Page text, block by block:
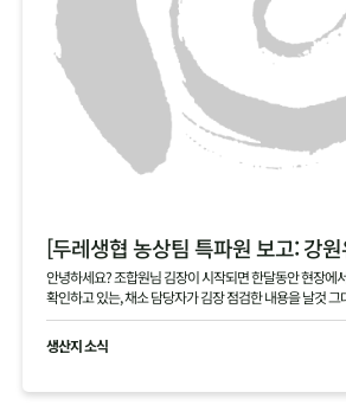
안녕하세요? 조합원님 김장이 시작되면 한달동안 현장에
확인하고 있는, 채소 담당자가 김장 점검한 내용을 날것
니다 .
생산지 소식